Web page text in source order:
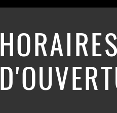
HORAIRES